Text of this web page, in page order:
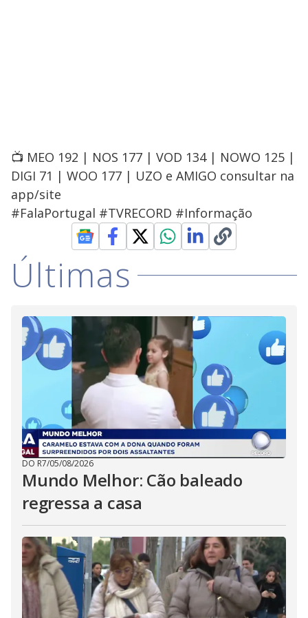
📺 MEO 192 | NOS 177 | VOD 134 | NOWO 125 |
DIGI 71 | WOO 177 | UZO e AMIGO consultar na
app/site
#FalaPortugal #TVRECORD #Informação
Últimas
DO R7/05/08/2026
Mundo Melhor: Cão baleado
regressa a casa